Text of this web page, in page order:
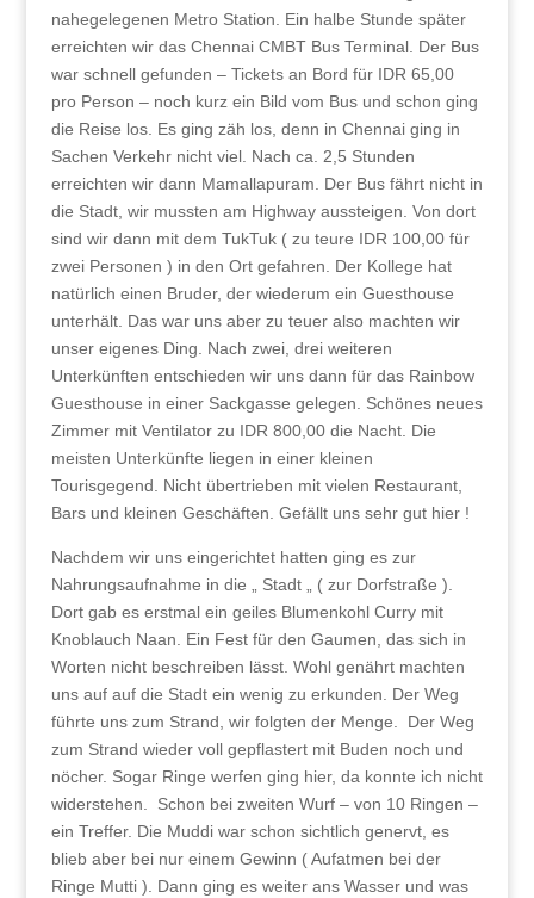
nahegelegenen Metro Station. Ein halbe Stunde später
erreichten wir das Chennai CMBT Bus Terminal. Der Bus
war schnell gefunden – Tickets an Bord für IDR 65,00
pro Person – noch kurz ein Bild vom Bus und schon ging
die Reise los. Es ging zäh los, denn in Chennai ging in
Sachen Verkehr nicht viel. Nach ca. 2,5 Stunden
erreichten wir dann Mamallapuram. Der Bus fährt nicht in
die Stadt, wir mussten am Highway aussteigen. Von dort
sind wir dann mit dem TukTuk ( zu teure IDR 100,00 für
zwei Personen ) in den Ort gefahren. Der Kollege hat
natürlich einen Bruder, der wiederum ein Guesthouse
unterhält. Das war uns aber zu teuer also machten wir
unser eigenes Ding. Nach zwei, drei weiteren
Unterkünften entschieden wir uns dann für das Rainbow
Guesthouse in einer Sackgasse gelegen. Schönes neues
Zimmer mit Ventilator zu IDR 800,00 die Nacht. Die
meisten Unterkünfte liegen in einer kleinen
Tourisgegend. Nicht übertrieben mit vielen Restaurant,
Bars und kleinen Geschäften. Gefällt uns sehr gut hier !
Nachdem wir uns eingerichtet hatten ging es zur
Nahrungsaufnahme in die „ Stadt „ ( zur Dorfstraße ).
Dort gab es erstmal ein geiles Blumenkohl Curry mit
Knoblauch Naan. Ein Fest für den Gaumen, das sich in
Worten nicht beschreiben lässt. Wohl genährt machten
uns auf auf die Stadt ein wenig zu erkunden. Der Weg
führte uns zum Strand, wir folgten der Menge.
Der Weg
zum Strand wieder voll gepflastert mit Buden noch und
nöcher. Sogar Ringe werfen ging hier, da konnte ich nicht
widerstehen.
Schon bei zweiten Wurf – von 10 Ringen –
ein Treffer. Die Muddi war schon sichtlich genervt, es
blieb aber bei nur einem Gewinn ( Aufatmen bei der
Ringe Mutti ). Dann ging es weiter ans Wasser und was